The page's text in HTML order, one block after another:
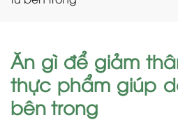
Ăn gì để giảm
thực phẩm giúp
bên trong